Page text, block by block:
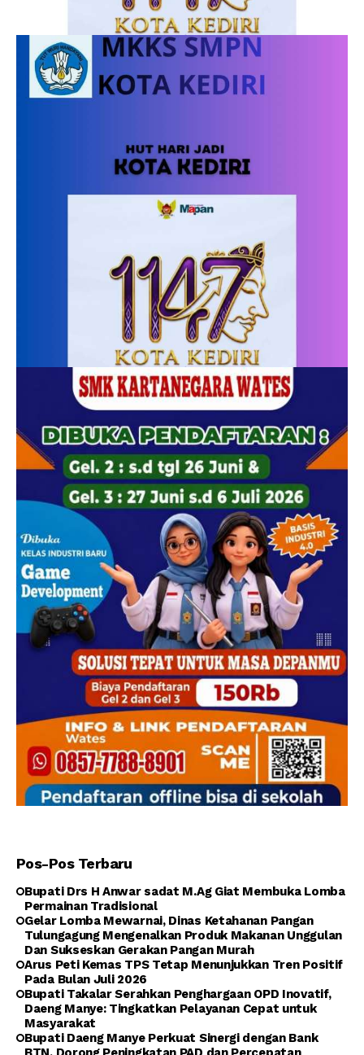
Pos-Pos Terbaru
Bupati Drs H Anwar sadat M.Ag Giat Membuka Lomba
Permainan Tradisional
Gelar Lomba Mewarnai, Dinas Ketahanan Pangan
Tulungagung Mengenalkan Produk Makanan Unggulan
Dan Sukseskan Gerakan Pangan Murah
Arus Peti Kemas TPS Tetap Menunjukkan Tren Positif
Pada Bulan Juli 2026
Bupati Takalar Serahkan Penghargaan OPD Inovatif,
Daeng Manye: Tingkatkan Pelayanan Cepat untuk
Masyarakat
Bupati Daeng Manye Perkuat Sinergi dengan Bank